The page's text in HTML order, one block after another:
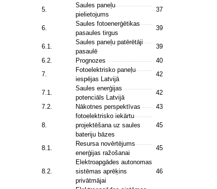
5.
Saules paneļu
pielietojums
37
6.
Saules fotoenerģētikas
pasaules tirgus
39
6.1.
Saules paneļu patērētāji
pasaulē
39
6.2.
Prognozes
40
7.
Fotoelektrisko paneļu
iespējas Latvijā
42
7.1.
Saules enerģijas
potenciāls Latvijā
42
7.2.
Nākotnes perspektīvas 43
8.
fotoelektrisko iekārtu
projektēšana uz saules
bateriju bāzes
45
8.1.
Resursa novērtējums
enerģijas ražošanai
45
8.2.
Elektroapgādes autonomas
sistēmas aprēķins
privātmājai
46